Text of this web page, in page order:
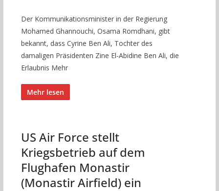
Der Kommunikationsminister in der Regierung
Mohamed Ghannouchi, Osama Romdhani, gibt
bekannt, dass Cyrine Ben Ali, Tochter des
damaligen Präsidenten Zine El-Abidine Ben Ali, die
Erlaubnis Mehr
Mehr lesen
US Air Force stellt
Kriegsbetrieb auf dem
Flughafen Monastir
(Monastir Airfield) ein